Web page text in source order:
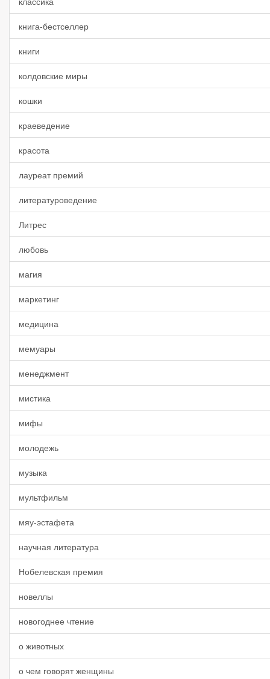
книга-бестселлер
книги
колдовские миры
кошки
краеведение
красота
лауреат премий
литературоведение
Литрес
любовь
магия
маркетинг
медицина
мемуары
менеджмент
мистика
мифы
молодежь
музыка
мультфильм
мяу-эстафета
научная литература
Нобелевская премия
новеллы
новогоднее чтение
о животных
о чем говорят женщины